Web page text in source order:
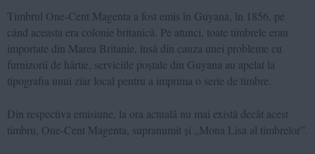
Timbrul One-Cent Magenta a fost emis în Guyana, în 1856, pe
când aceasta era colonie britanică. Pe atunci, toate timbrele erau
importate din Marea Britanie, însă din cauza unei probleme cu
furnizorii de hârtie, serviciile poștale din Guyana au apelat la
tipografia unui ziar local pentru a imprima o serie de timbre.
Din respectiva emisiune, la ora actuală nu mai există decât acest
timbru, One-Cent Magenta, supranumit și „Mona Lisa al timbrelor”.